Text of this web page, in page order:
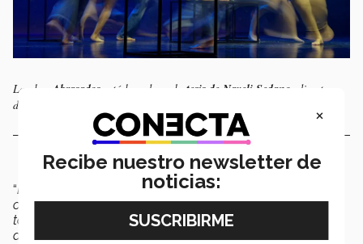
La obra Abrasados está basada en la tesis de Nayeli Sedano , directora
de LiFE en campus Sonora Norte. Foto: Diego Beltrán
“Este enfoque permitió quecada elemento
obra no solocomplementara la narrativa, sino que
también
potenciara la experienciavisual y emocional
del público
×
Recibe nuestro newsletter de
noticias: